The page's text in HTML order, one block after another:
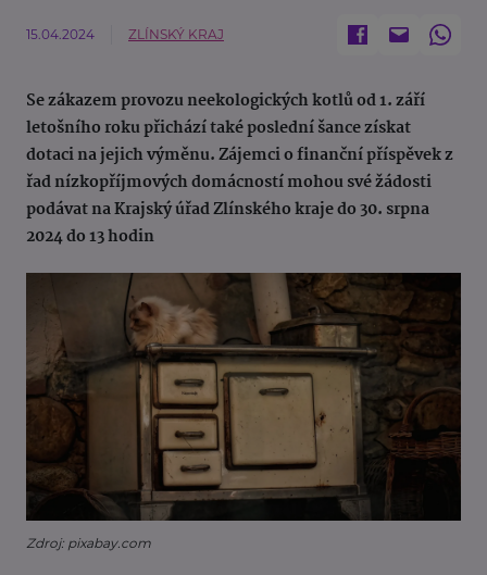
15.04.2024 ZLÍNSKÝ KRAJ
Se zákazem provozu neekologických kotlů od 1. září
letošního roku přichází také poslední šance získat
dotaci na jejich výměnu. Zájemci o finanční příspěvek z
řad nízkopříjmových domácností mohou své žádosti
podávat na Krajský úřad Zlínského kraje do 30. srpna
2024 do 13 hodin
Zdroj: pixabay.com